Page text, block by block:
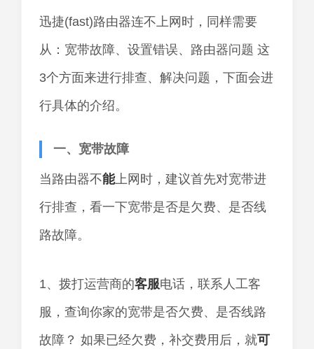
迅捷(fast)路由器连不上网时，同样需要
从：宽带故障、设置错误、路由器问题 这
3个方面来进行排查、解决问题，下面会进
行具体的介绍。
一、宽带故障
当路由器不能上网时，建议首先对宽带进
行排查，看一下宽带是否是欠费、是否线
路故障。
1、拨打运营商的客服电话，联系人工客
服，查询你家的宽带是否欠费、是否线路
故障？ 如果已经欠费，补交费用后，就可